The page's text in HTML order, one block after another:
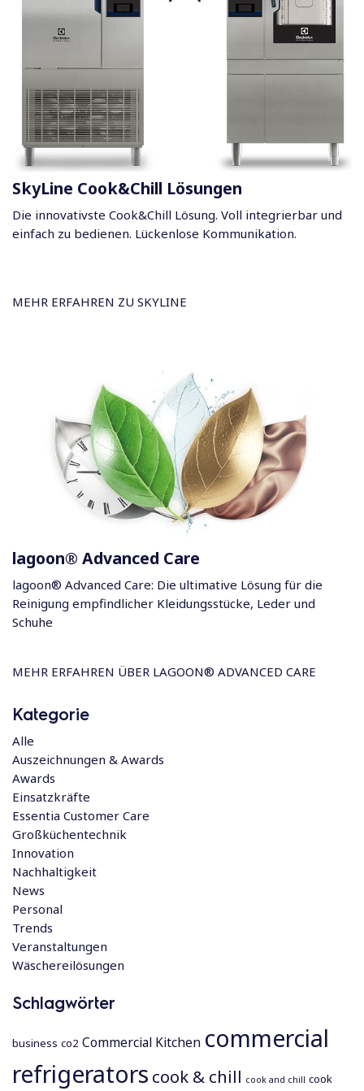
SkyLine Cook&Chill Lösungen
Die innovativste Cook&Chill Lösung. Voll integrierbar und
einfach zu bedienen. Lückenlose Kommunikation.
MEHR ERFAHREN ZU SKYLINE
lagoon® Advanced Care
lagoon® Advanced Care: Die ultimative Lösung für die
Reinigung empfindlicher Kleidungsstücke, Leder und
Schuhe
MEHR ERFAHREN ÜBER LAGOON® ADVANCED CARE
Kategorie
Alle
Auszeichnungen & Awards
Awards
Einsatzkräfte
Essentia Customer Care
Großküchentechnik
Innovation
Nachhaltigkeit
News
Personal
Trends
Veranstaltungen
Wäschereilösungen
Schlagwörter
business co2 Commercial Kitchen commercial
refrigerators cook & chill cook and chill cook